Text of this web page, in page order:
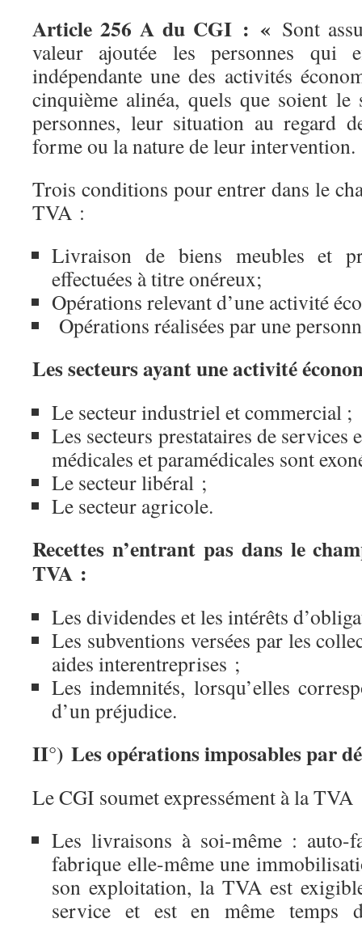
Article 256 A du CGI : « Sont
valeur ajoutée les personnes qui
indépendante une des activités
cinquième alinéa, quels que soient
personnes, leur situation au regard
forme ou la nature de leur
Trois conditions pour entrer dans le
TVA :
Livraison de biens meubles et
effectuées à titre onéreux;
Opérations relevant d’une activité
Opérations réalisées par une
Les secteurs ayant une activité
Le secteur industriel et commercial ;
Les secteurs prestataires de
médicales et paramédicales sont
Le secteur libéral ;
Le secteur agricole.
Recettes n’entrant pas dans le
TVA :
Les dividendes et les intérêts
Les subventions versées par les
aides interentreprises ;
Les indemnités, lorsqu’elles
d’un préjudice.
II°) Les opérations imposables par
Le CGI soumet expressément à la TVA
Les livraisons à soi-même : auto-
fabrique elle-même une
son exploitation, la TVA est
service et est en même temps